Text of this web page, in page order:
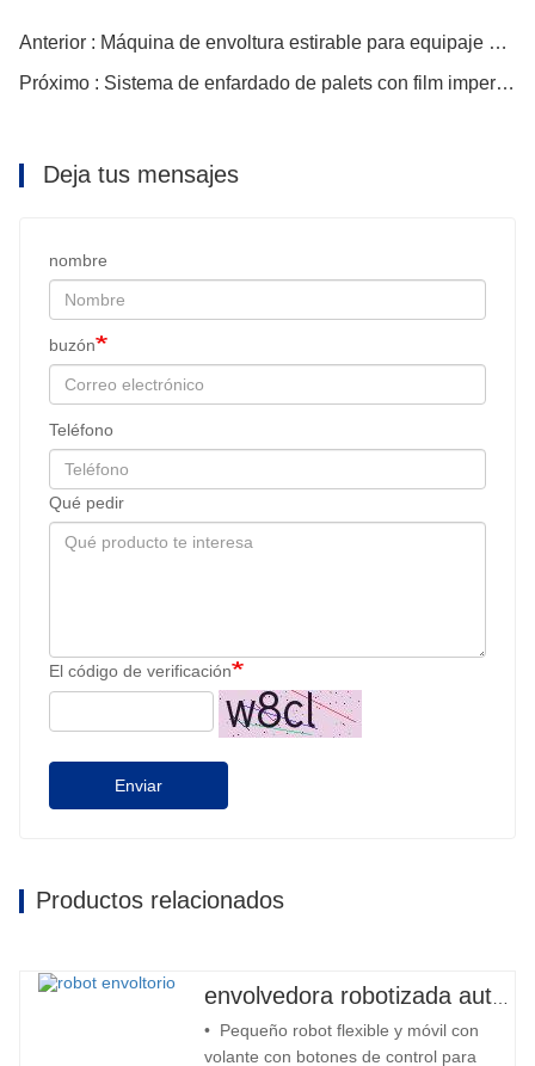
Anterior : Máquina de envoltura estirable para equipaje de aeropuerto
Próximo : Sistema de enfardado de palets con film impermeable
Deja tus mensajes
nombre
buzón
Teléfono
Qué pedir
El código de verificación
Enviar
Productos relacionados
• Pequeño robot flexible y móvil con
volante con botones de control para